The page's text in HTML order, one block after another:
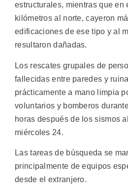
estructurales, mientras que en
kilómetros al norte, cayeron
edificaciones de ese tipo y al
resultaron dañadas.
Los rescates grupales de
fallecidas entre paredes y
prácticamente a mano limpia
voluntarios y bomberos
horas después de los sismos
miércoles 24.
Las tareas de búsqueda se
principalmente de equipos
desde el extranjero.